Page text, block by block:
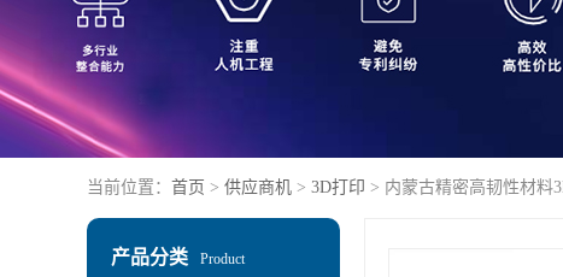
当前位置： 首页 > 供应商机 > 3D打印 > 内蒙古精密高韧性材料
产品分类 Product